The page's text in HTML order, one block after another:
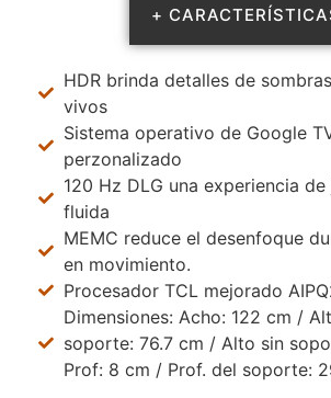
+
HDR brinda detalles de
vivos
Sistema operativo de Google
perzonalizado
120 Hz DLG una experiencia
fluida
MEMC reduce el desenfoque
en movimiento.
Procesador TCL mejorado
Dimensiones: Acho: 122 cm /
soporte: 76.7 cm / Alto sin
Prof: 8 cm / Prof. del soporte: